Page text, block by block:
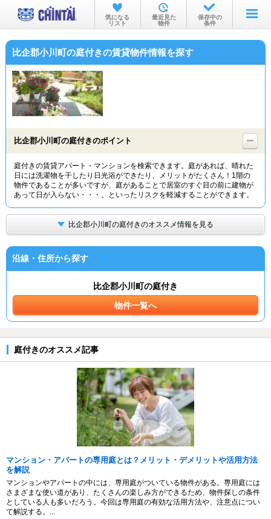
お部屋を探す
沿線・駅から
物件特集から
TOP
気になる
リスト
最近見た
物件
保存中の
条件
比企郡小川町の庭付きの賃貸物件情報を探す
比企郡小川町の庭付きのポイント
庭付きの賃貸アパート・マンションを検索できます。庭があれば、晴れた
日には洗濯物を干したり日光浴ができたり、メリットがたくさん！1階の
物件であることが多いですが、庭があることで居室のすぐ目の前に建物が
あって日が入らない・・・。といったリスクを軽減することができます。
比企郡小川町の庭付きのオススメ情報を見る
沿線・住所から探す
比企郡小川町の庭付き
物件一覧へ
庭付きのオススメ記事
マンション・アパートの専用庭とは？メリット・デメリットや活用方法
を解説
マンションやアパートの中には、専用庭がついている物件がある。専用庭には
さまざまな使い道があり、たくさんの楽しみ方ができるため、物件探しの条件
としている人も多いだろう。今回は専用庭の有効な活用方法や、注意点につい
て解説する。...